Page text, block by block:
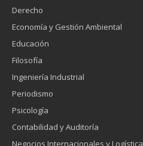
Derecho
Economía y Gestión Ambiental
Educación
Filosofía
Ingeniería Industrial
Periodismo
Psicología
Contabilidad y Auditoría
Negocios Internacionales y Logística